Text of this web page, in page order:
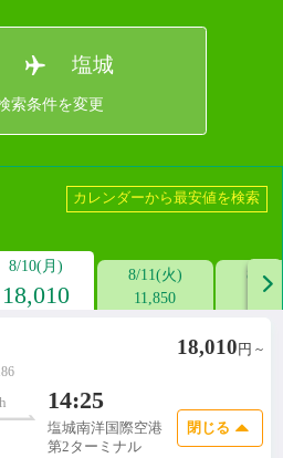
塩城
索条件を変更
カレンダーから最安値を検索
8/10(月)
18,010
8/11(火)
11,850
8/

18,010 円 ~
14:25
塩城南洋国際空港
第2ターミナル
閉じる